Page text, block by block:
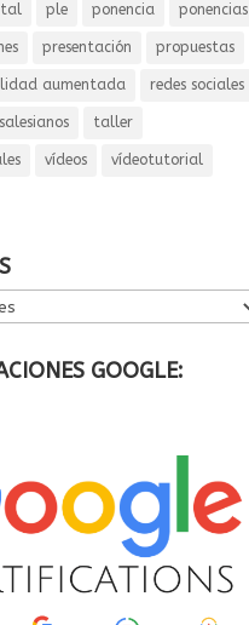
ple ponencia ponencias
presentación propuestas
aumentada redes sociales
salesianos taller
vídeos vídeotutorial
GOOGLE: